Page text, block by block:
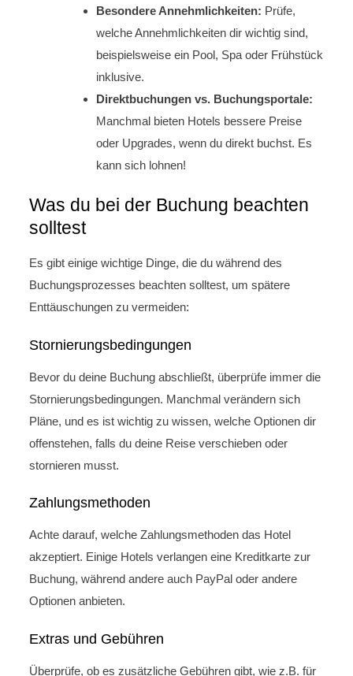
Besondere Annehmlichkeiten: Prüfe,
welche Annehmlichkeiten dir wichtig sind,
beispielsweise ein Pool, Spa oder Frühstück
inklusive.
Direktbuchungen vs. Buchungsportale:
Manchmal bieten Hotels bessere Preise
oder Upgrades, wenn du direkt buchst. Es
kann sich lohnen!
Was du bei der Buchung beachten
solltest
Es gibt einige wichtige Dinge, die du während des
Buchungsprozesses beachten solltest, um spätere
Enttäuschungen zu vermeiden:
Stornierungsbedingungen
Bevor du deine Buchung abschließt, überprüfe immer die
Stornierungsbedingungen. Manchmal verändern sich
Pläne, und es ist wichtig zu wissen, welche Optionen dir
offenstehen, falls du deine Reise verschieben oder
stornieren musst.
Zahlungsmethoden
Achte darauf, welche Zahlungsmethoden das Hotel
akzeptiert. Einige Hotels verlangen eine Kreditkarte zur
Buchung, während andere auch PayPal oder andere
Optionen anbieten.
Extras und Gebühren
Überprüfe, ob es zusätzliche Gebühren gibt, wie z.B. für